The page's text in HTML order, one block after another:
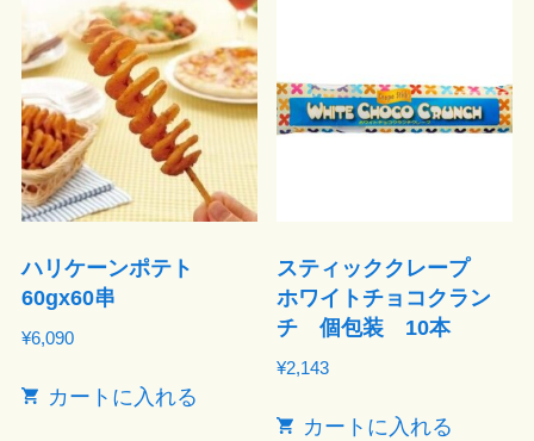
ハリケーンポテト
60gx60串
¥6,090
カートに入れる
スティッククレープ
ホワイトチョコクラン
チ 個包装 10本
¥2,143
カートに入れる